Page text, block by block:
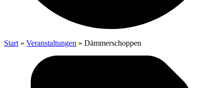
Start » Veranstaltungen » Däm­mer­schop­pen